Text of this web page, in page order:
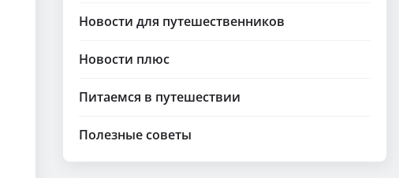
Новости для путешественников
Новости плюс
Питаемся в путешествии
Полезные советы